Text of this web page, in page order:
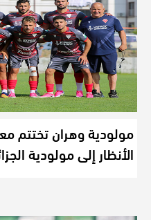
مولودية وهران تختتم
الأنظار إلى مولودية